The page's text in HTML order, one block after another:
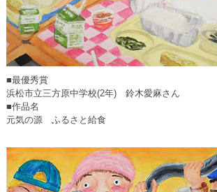
■最優秀賞
浜松市立三方原中学校(2年) 鈴木愛麻さん
■作品名
元気の源 ふるさと給食